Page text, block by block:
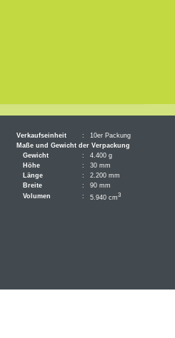
Verkaufseinheit :
10er Packung
Maße und Gewicht der Verpackung
Gewicht
:
4.400 g
Höhe
:
30 mm
Länge
:
2.200 mm
Breite
:
90 mm
Volumen
: 5.940 cm3